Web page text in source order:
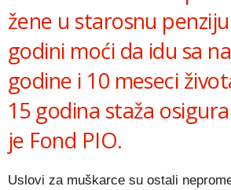
žene u starosnu
godini moći da idu sa
godine i 10 meseci
15 godina staža
je Fond PIO.
Uslovi za muškarce su ostali